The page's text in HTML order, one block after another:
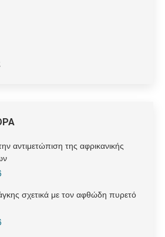
αντιμετώπιση της αφρικανικής
σχετικά με τον αφθώδη πυρετό